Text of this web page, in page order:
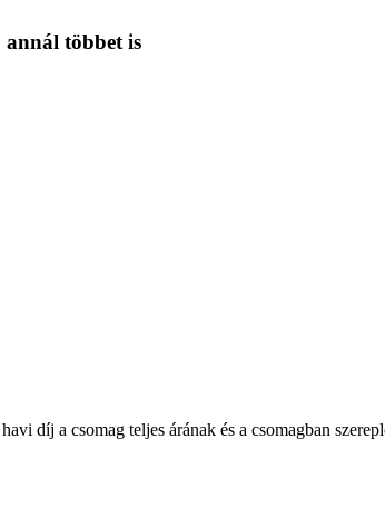
annál többet is
díj a csomag teljes árának és a csomagban